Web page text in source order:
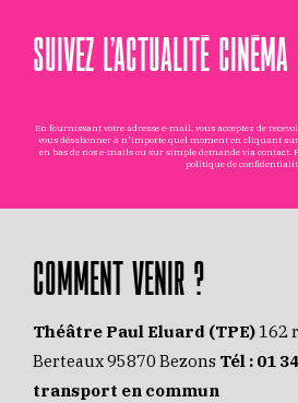
SUIVEZ L’ACTUALITÉ CINÉMA
En fournissant votre adresse e-mail, vous acceptez de
vous désabonner à n'importe quel moment en cliquant
en bas de nos e-mails ou sur simple demande via contact.
politique de
COMMENT VENIR ?
Théâtre Paul Eluard (TPE) 162
Berteaux 95870 Bezons Tél : 01
transport en commun